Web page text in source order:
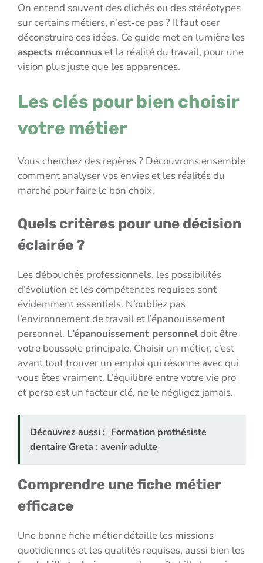
On entend souvent des clichés ou des stéréotypes
sur certains métiers, n’est-ce pas ? Il faut oser
déconstruire ces idées. Ce guide met en lumière les
aspects méconnuset la réalité du travail, pour une
vision plus juste que les apparences.
Les clés pour bien choisir
votre métier
Vous cherchez des repères ? Découvrons ensemble
comment analyser vos envies et les réalités du
marché pour faire le bon choix.
Quels critères pour une décision
éclairée ?
Les débouchés professionnels, les possibilités
d’évolution et les compétences requises sont
évidemment essentiels. N’oubliez pas
l’environnement de travail et l’épanouissement
personnel. L’épanouissement personneldoit être
votre boussole principale. Choisir un métier, c’est
avant tout trouver un emploi qui résonne avec qui
vous êtes vraiment. L’équilibre entre votre vie pro
et perso est un facteur clé, ne le négligez jamais.
Découvrez aussi : Formation prothésiste
dentaire Greta : avenir adulte
Comprendre une fiche métier
efficace
Une bonne fiche métier détaille les missions
quotidiennes et les qualités requises, aussi bien les